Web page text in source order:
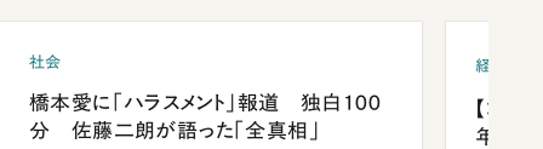
社会
橋本愛に「ハラスメント」報道 独白100
分 佐藤二朗が語った「全真相」
経済・ビ
【コン
年会は